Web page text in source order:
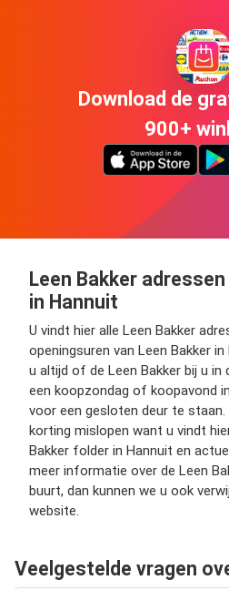
Download de
900+
Leen Bakker
in Hannuit
U vindt hier alle Leen Bakker
openingsuren van Leen Bakker
u altijd of de Leen Bakker bij u in
een koopzondag of koopavond
voor een gesloten deur te
korting mislopen want u vindt
Bakker folder in Hannuit en
meer informatie over de Leen
buurt, dan kunnen we u ook
website.
Veelgestelde vragen